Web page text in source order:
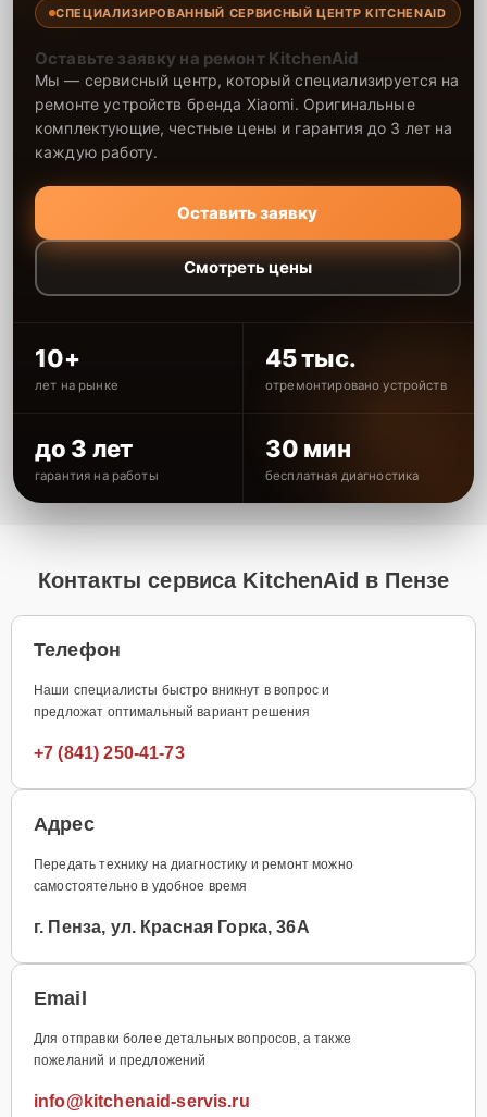
СПЕЦИАЛИЗИРОВАННЫЙ СЕРВИСНЫЙ ЦЕНТР KITCHENAID
Оставьте заявку на ремонт KitchenAid
Мы — сервисный центр, который специализируется на
ремонте устройств бренда Xiaomi. Оригинальные
комплектующие, честные цены и гарантия до 3 лет на
каждую работу.
Оставить заявку
Смотреть цены
10+
лет на рынке
45 тыс.
отремонтировано устройств
до 3 лет
гарантия на работы
30 мин
бесплатная диагностика
Контакты сервиса KitchenAid в Пензе
Телефон
Наши специалисты быстро вникнут в вопрос и
предложат оптимальный вариант решения
+7 (841) 250-41-73
Адрес
Передать технику на диагностику и ремонт можно
самостоятельно в удобное время
г. Пенза, ул. Красная Горка, 36А
Email
Для отправки более детальных вопросов, а также
пожеланий и предложений
info@kitchenaid-servis.ru